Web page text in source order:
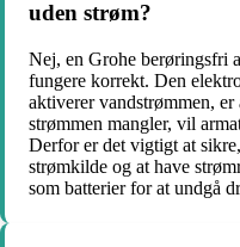
uden strøm?
Nej, en Grohe berøringsfri
fungere korrekt. Den
aktiverer vandstrømmen,
strømmen mangler, vil
Derfor er det vigtigt at
strømkilde og at have
som batterier for at undgå